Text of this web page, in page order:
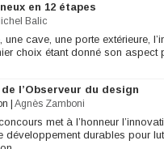
en 12 étapes
Balic
une cave, une porte extérieure,
choix étant donné son aspect
l’Observeur du design
Agnès Zamboni
met à l’honneur
développement durables pour